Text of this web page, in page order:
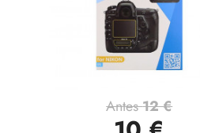
Vista rápida
Antes12 €